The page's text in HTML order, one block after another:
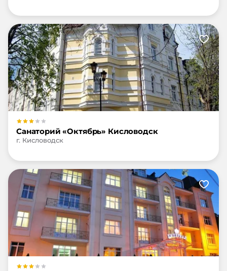
Санаторий «Октябрь» Кисловодск
г. Кисловодск